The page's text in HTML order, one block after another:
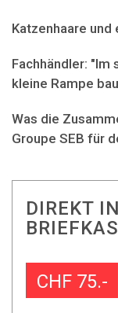
Katzenhaare und
Fachhändler: "Im
kleine Rampe
Was die
Groupe SEB für
DIREKT
CHF 75.-